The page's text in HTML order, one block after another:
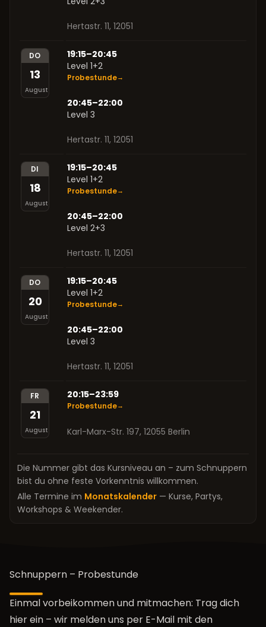
Hertastr. 11, 12051
DO
13
August
19:15–20:45
Level 1+2
Probestunde→
20:45–22:00
Level 3
Hertastr. 11, 12051
DI
18
August
19:15–20:45
Level 1+2
Probestunde→
20:45–22:00
Level 2+3
Hertastr. 11, 12051
DO
20
August
19:15–20:45
Level 1+2
Probestunde→
20:45–22:00
Level 3
Hertastr. 11, 12051
FR
21
August
20:15–23:59
Probestunde→
Karl-Marx-Str. 197, 12055 Berlin
Die Nummer gibt das Kursniveau an – zum Schnuppern
bist du ohne feste Vorkenntnis willkommen.
Alle Termine im Monatskalender — Kurse, Partys,
Workshops & Weekender.
Schnuppern – Probestunde
Einmal vorbeikommen und mitmachen: Trag dich
hier ein – wir melden uns per E-Mail mit den